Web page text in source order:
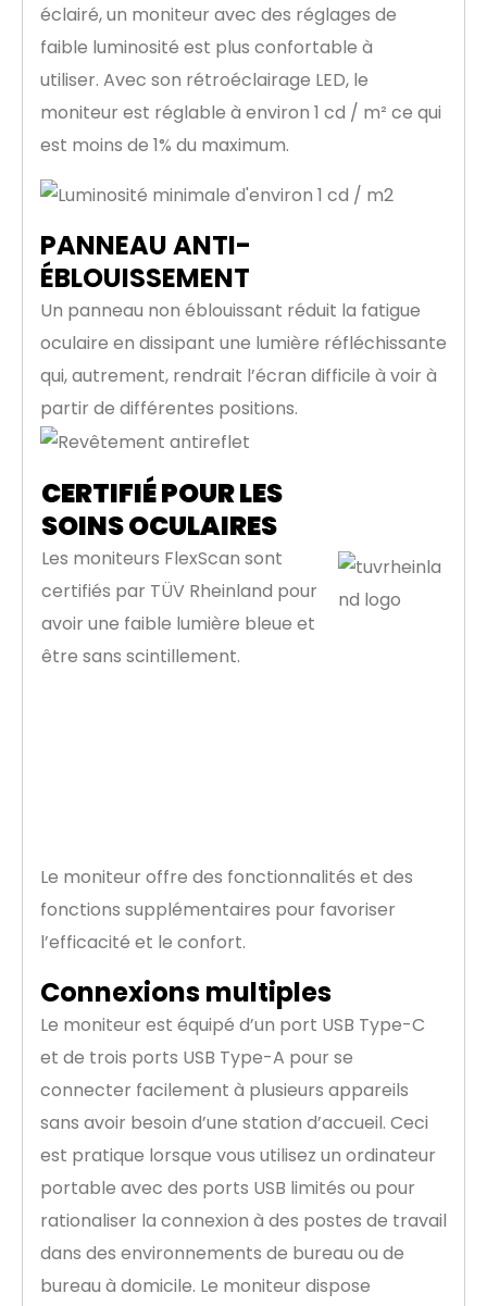
éclairé, un moniteur avec des réglages de
faible luminosité est plus confortable à
utiliser. Avec son rétroéclairage LED, le
moniteur est réglable à environ 1 cd / m² ce qui
est moins de 1% du maximum.
PANNEAU ANTI-
ÉBLOUISSEMENT
Un panneau non éblouissant réduit la fatigue
oculaire en dissipant une lumière réfléchissante
qui, autrement, rendrait l’écran difficile à voir à
partir de différentes positions.
CERTIFIÉ POUR LES
SOINS OCULAIRES
Les moniteurs FlexScan sont
certifiés par TÜV Rheinland pour
avoir une faible lumière bleue et
être sans scintillement.
Le moniteur offre des fonctionnalités et des
fonctions supplémentaires pour favoriser
l’efficacité et le confort.
Connexions multiples
Le moniteur est équipé d’un port USB Type-C
et de trois ports USB Type-A pour se
connecter facilement à plusieurs appareils
sans avoir besoin d’une station d’accueil. Ceci
est pratique lorsque vous utilisez un ordinateur
portable avec des ports USB limités ou pour
rationaliser la connexion à des postes de travail
dans des environnements de bureau ou de
bureau à domicile. Le moniteur dispose